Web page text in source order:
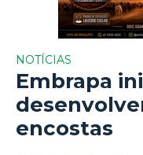
NOTÍCIAS
Embrapa
encostas